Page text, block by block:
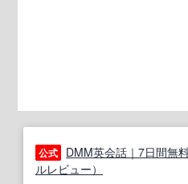
公式
DMM英会話｜7日間無
ルレビュー）